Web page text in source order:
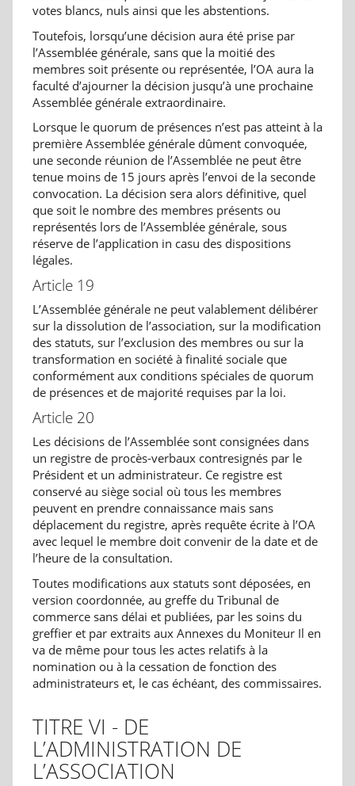
votes blancs, nuls ainsi que les abstentions.
Toutefois, lorsqu’une décision aura été prise par
l’Assemblée générale, sans que la moitié des
membres soit présente ou représentée, l’OA aura la
faculté d’ajourner la décision jusqu’à une prochaine
Assemblée générale extraordinaire.
Lorsque le quorum de présences n’est pas atteint à la
première Assemblée générale dûment convoquée,
une seconde réunion de l’Assemblée ne peut être
tenue moins de 15 jours après l’envoi de la seconde
convocation. La décision sera alors définitive, quel
que soit le nombre des membres présents ou
représentés lors de l’Assemblée générale, sous
réserve de l’application in casu des dispositions
légales.
Article 19
L’Assemblée générale ne peut valablement délibérer
sur la dissolution de l’association, sur la modification
des statuts, sur l’exclusion des membres ou sur la
transformation en société à finalité sociale que
conformément aux conditions spéciales de quorum
de présences et de majorité requises par la loi.
Article 20
Les décisions de l’Assemblée sont consignées dans
un registre de procès-verbaux contresignés par le
Président et un administrateur. Ce registre est
conservé au siège social où tous les membres
peuvent en prendre connaissance mais sans
déplacement du registre, après requête écrite à l’OA
avec lequel le membre doit convenir de la date et de
l’heure de la consultation.
Toutes modifications aux statuts sont déposées, en
version coordonnée, au greffe du Tribunal de
commerce sans délai et publiées, par les soins du
greffier et par extraits aux Annexes du Moniteur Il en
va de même pour tous les actes relatifs à la
nomination ou à la cessation de fonction des
administrateurs et, le cas échéant, des commissaires.
TITRE VI - DE
L’ADMINISTRATION DE
L’ASSOCIATION